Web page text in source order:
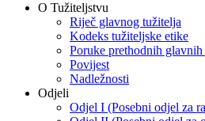
O Tužiteljstvu
Riječ glavnog tužitelja
Kodeks tužiteljske etike
Poruke prethodnih glavnih
Povijest
Nadležnosti
Odjeli
Odjel I (Posebni odjel za